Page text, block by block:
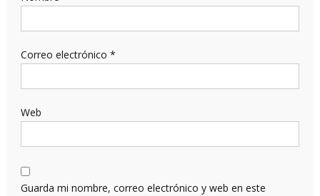
Correo electrónico *
Web
Guarda mi nombre, correo electrónico y web en este